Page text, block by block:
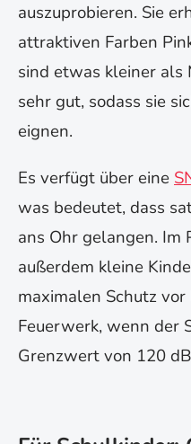
auszuprobieren. Sie
attraktiven Farben
sind etwas kleiner als
sehr gut, sodass sie
eignen.
Es verfügt über eine
was bedeutet, dass
ans Ohr gelangen. Im
außerdem kleine
maximalen Schutz
Feuerwerk, wenn der
Grenzwert von 120